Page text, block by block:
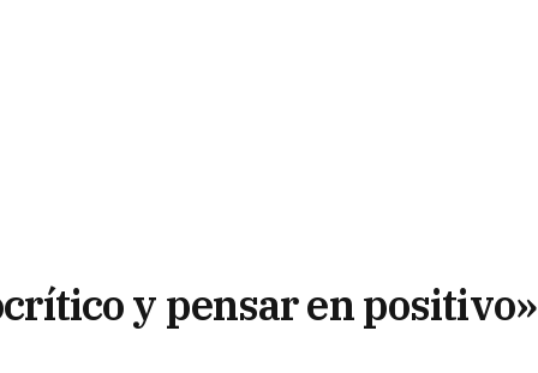
y pensar en positivo»